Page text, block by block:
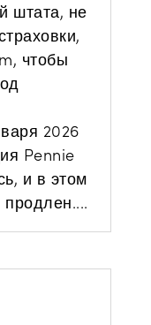
штата, не
чтобы
2026
Pennie
и в этом